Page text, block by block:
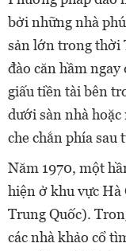
bởi những nhà
sản lớn trong thời
đào căn hầm
giấu tiền tài bên
dưới sàn nhà
che chắn phía
Năm 1970, một
hiện ở khu vực Hà
Trung Quốc).
các nhà khảo cổ